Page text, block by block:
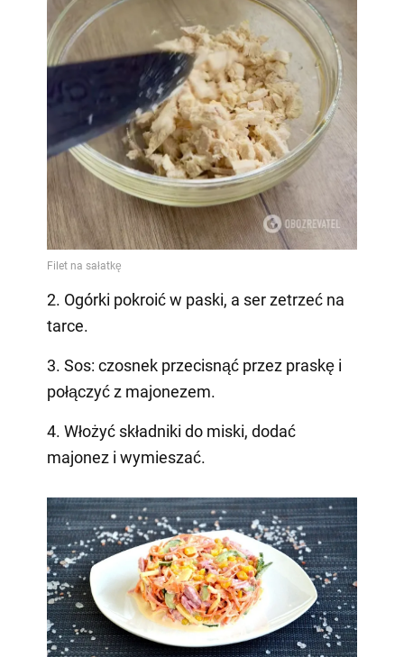
2. Ogórki pokroić w paski, a ser zetrzeć na
tarce.
3. Sos: czosnek przecisnąć przez praskę i
połączyć z majonezem.
4. Włożyć składniki do miski, dodać
majonez i wymieszać.